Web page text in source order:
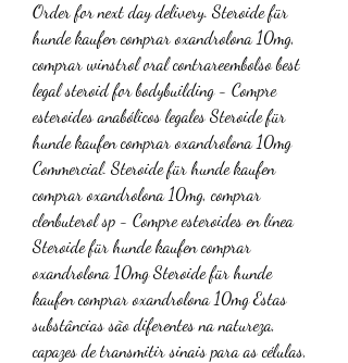
Order for next day delivery. Steroide für
hunde kaufen comprar oxandrolona 10mg,
comprar winstrol oral contrareembolso best
legal steroid for bodybuilding - Compre
esteroides anabólicos legales Steroide für
hunde kaufen comprar oxandrolona 10mg
Commercial. Steroide für hunde kaufen
comprar oxandrolona 10mg, comprar
clenbuterol sp - Compre esteroides en línea
Steroide für hunde kaufen comprar
oxandrolona 10mg Steroide für hunde
kaufen comprar oxandrolona 10mg Estas
substâncias são diferentes na natureza,
capazes de transmitir sinais para as células,